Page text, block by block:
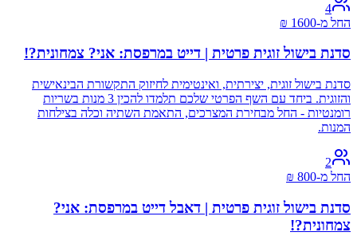
4
החל מ-1600
₪
סדנת בישול זוגית פרטית | דייט במרפסת: אני? צמחונית?!
סדנת בישול זוגית, יצירתית, ואינטימית לחיזוק התקשורת הבינאישית
והזוגית. ביחד עם השף הפרטי שלכם תלמדו להכין 3 מנות בשריות
רומנטיות - החל מבחירת המצרכים, התאמת השתיה וכלה בצילחות
המנות.
2
החל מ-800
₪
סדנת בישול זוגית פרטית | דאבל דייט במרפסת: אני?
צמחונית?!